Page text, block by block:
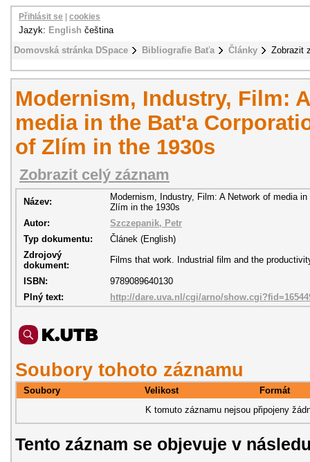
Domovská stránka DSpace Bibliografie Baťa Články Zobrazit
Přihlásit se cookies
Jazyk: English čeština
Modernism, Industry, Film:
media in the Bat'a
of Zlím in the 1930s
Zobrazit celý záznam
Název:
Modernism, Industry, Film: A Network of media
Zlím in the 1930s
Autor:
Szczepanik, Petr
Typ dokumentu:
Článek (English)
Zdrojový
dokument:
Films that work. Industrial film and the
ISBN:
9789089640130
Plný text:
http://dare.uva.nl/cgi/arno/
Soubory tohoto záznamu
Soubory Velikost
Formát
K tomuto záznamu nejsou připojeny
Tento záznam se objevuje v